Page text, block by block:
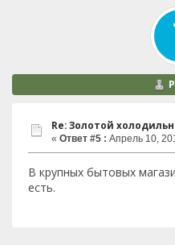
Re: Золотой
« Ответ #5 : Апрель 10,
В крупных бытовых
есть.